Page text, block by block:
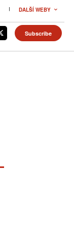
DALŠÍ WEBY
Subscribe